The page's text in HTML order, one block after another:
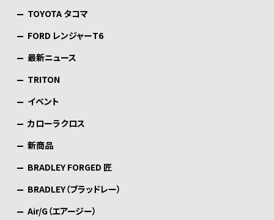
TOYOTA タコマ
FORD レンジャーT6
最新ニュース
TRITON
イベント
カローラクロス
新商品
BRADLEY FORGED 匠
BRADLEY（ブラッドレー）
Air/G（エアージー）